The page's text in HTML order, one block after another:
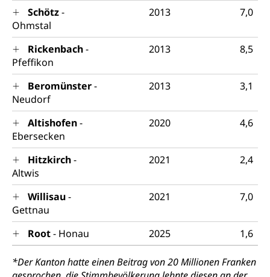
Schötz-
Ohmstal
2013 7,0
Rickenbach-
Pfeffikon
2013 8,5
Beromünster-
Neudorf
2013 3,1
Altishofen-
Ebersecken
2020 4,6
Hitzkirch-
Altwis
2021 2,4
Willisau-
Gettnau
2021 7,0
Root- Honau 2025 1,6
*Der Kanton hatte einen Beitrag von 20 Millionen Franken
Schiene und öffentlicher Verkehr
Schienenverkehr, Zugverkehr, Bahnverkehr,
Transportmittel, öffentlicher Verkehr
Öffentlicher Verkehr Luzern Mobil
Schifffahrt
Schiffsverkehr, Binnenschifffahrt, Seeschifffahrt,
Flussschifffahrt
Schifffahrt (Strassenverkehrsamt)
Strasse
Autoverkehr, Lastwagenverkehr, Schwerverkehr,
leistungsabhängige Schwerverkehrsabgabe,
Langsamverkehr, Transportmittel, Auto, Motorrad,
Individualverkehr
zentras (Betrieb und Unterhalt LU, OW, NW,
ZG)
Strassenverkehrsamt
Verkehr und Infrastruktur vif
Persönliches
Zivilstand